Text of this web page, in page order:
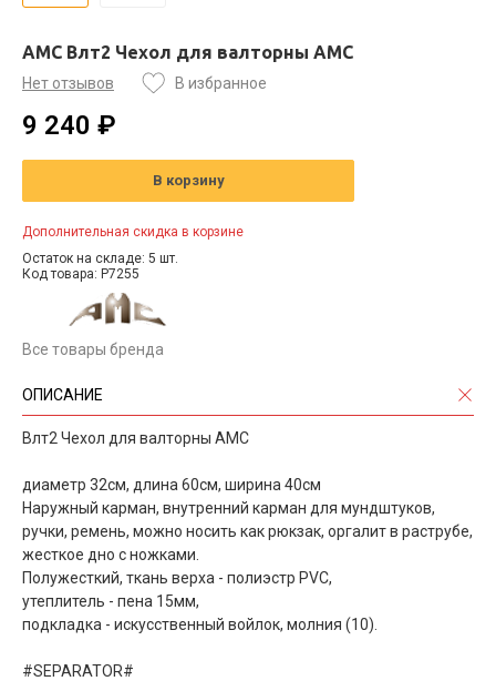
AMC Влт2 Чехол для валторны АМС
Нет отзывов В избранное
9 240 ₽
В корзину
Дополнительная скидка в корзине
Остаток на складе: 5 шт.
Код товара: P7255
Все товары бренда
ОПИСАНИЕ
Влт2 Чехол для валторны АМС
диаметр 32см, длина 60см, ширина 40см
Наружный карман, внутренний карман для мундштуков,
ручки, ремень, можно носить как рюкзак, оргалит в раструбе,
жесткое дно с ножками.
Полужесткий, ткань верха - полиэстр PVC,
утеплитель - пена 15мм,
подкладка - искусственный войлок, молния (10).
#SEPARATOR#